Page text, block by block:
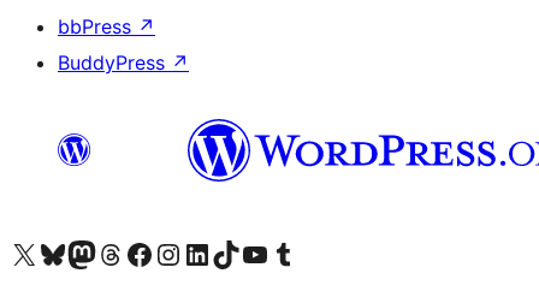
bbPress ↗
BuddyPress ↗
Visit our X (formerly Twitter) account
Apsilankykite mūsų Bluesky paskyroje
Visit our Mastodon account
Apsilankykite mūsų Threads paskyroje
Visit our Facebook page
Visit our Instagram account
Visit our LinkedIn account
Apsilankykite mūsų TikTok paskyroje
Visit our YouTube channel
Apsilankykite mūsų Tumblr paskyroje